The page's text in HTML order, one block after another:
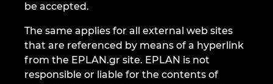
be accepted.
The same applies for all external web sites
that are referenced by means of a hyperlink
from the EPLAN.gr site. EPLAN is not
responsible or liable for the contents of
Ιαπωνία
Ινδία
Ινδονησία